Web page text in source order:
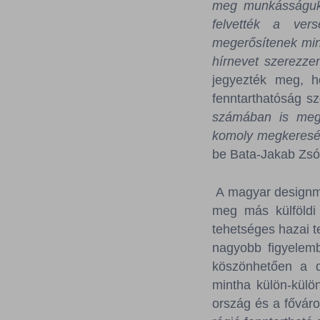
meg
felvették a
megerősítenek
hírnevet
jegyezték meg,
fenntarthatóság
számában is
komoly
be Bata-Jakab
A magyar
meg más
tehetséges hazai
nagyobb
köszönhetően a
mintha külön-
ország és a